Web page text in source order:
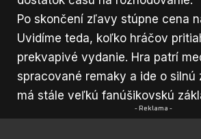
Po skončení zľavy stúpne cena
Uvidíme teda, koľko hráčov
prekvapivé vydanie. Hra patrí
spracované remaky a ide o silnú
má stále veľkú fanúšikovskú
- Reklama -